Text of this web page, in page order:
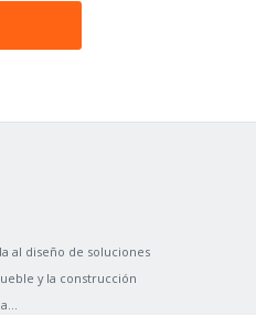
al diseño de soluciones
y la construcción